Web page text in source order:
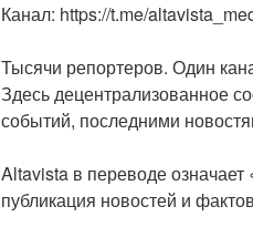
Канал: https://t.me/
Тысячи репортеров. Один
Здесь децентрализованное
событий, последними
Altavista в переводе означает
публикация новостей и